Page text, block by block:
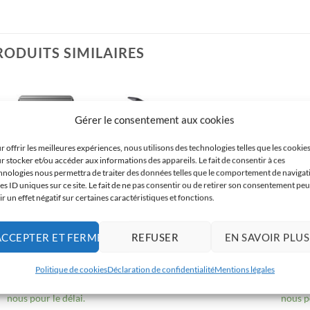
Gérer le consentement aux cookies
offrir les meilleures expériences, nous utilisons des technologies telles que les cookies
stocker et/ou accéder aux informations des appareils. Le fait de consentir à ces
nous permettra de traiter des données telles que le comportement de
ID uniques sur ce site. Le fait de ne pas consentir ou de retirer son consentement
un effet négatif sur certaines caractéristiques et fonctions.
ET FERMER REFUSER EN SAVOIR PLUS
Politique de cookiesDéclaration de confidentialitéMentions légales
SIMILAIRES
pour DJI Matrice 400
€1.199,00
Disponible sur
nous pour le délai.
Paire d’hélices (2110)
1 en stock
DJI
de
nous